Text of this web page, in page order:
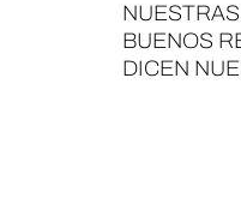
BUENOS
DICEN